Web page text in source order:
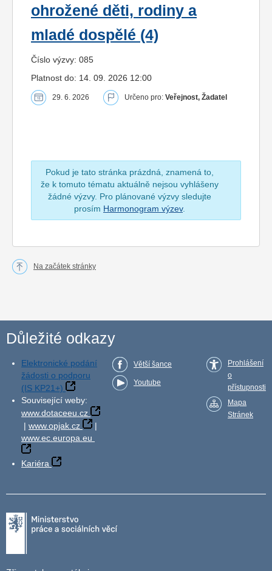
ohrožené děti, rodiny a
mladé dospělé (4)
Číslo výzvy: 085
Platnost do: 14. 09. 2026 12:00
29. 6. 2026 Určeno pro: Veřejnost, Žadatel
Pokud je tato stránka prázdná, znamená to,
že k tomuto tématu aktuálně nejsou vyhlášeny
žádné výzvy. Pro plánované výzvy sledujte
prosím Harmonogram výzev.
Na začátek stránky
Důležité odkazy
Elektronické podání
žádosti o podporu
(IS KP21+)
Související weby:
www.dotaceeu.cz
| www.opjak.cz
|
www.ec.europa.eu
Kariéra
Větší šance
Youtube
Prohlášení
o
přístupnosti
Mapa
Stránek